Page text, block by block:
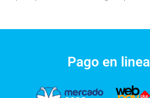
Pago en linea